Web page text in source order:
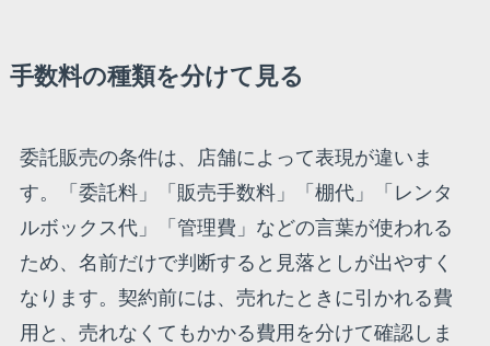
手数料の種類を分けて見る
委託販売の条件は、店舗によって表現が違いま
す。「委託料」「販売手数料」「棚代」「レンタ
ルボックス代」「管理費」などの言葉が使われる
ため、名前だけで判断すると見落としが出やすく
なります。契約前には、売れたときに引かれる費
用と、売れなくてもかかる費用を分けて確認しま